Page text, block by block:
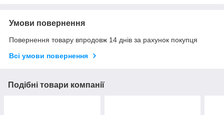
Умови повернення
Повернення товару впродовж 14 днів за рахунок покупця
Всі умови повернення
Подібні товари компанії